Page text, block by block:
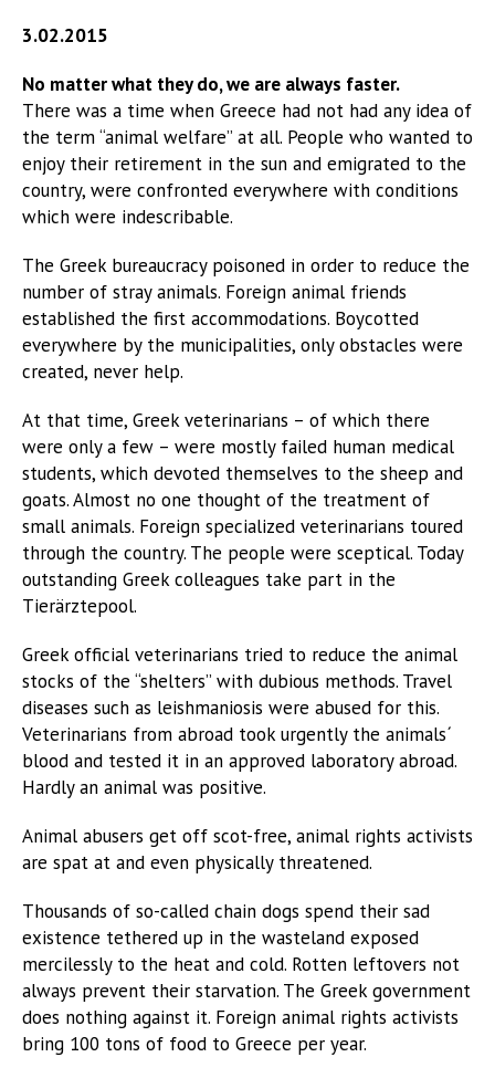
3.02.2015
No matter what they do, we are always faster.
There was a time when Greece had not had any idea of
the term “animal welfare” at all. People who wanted to
enjoy their retirement in the sun and emigrated to the
country, were confronted everywhere with conditions
which were indescribable.
The Greek bureaucracy poisoned in order to reduce the
number of stray animals. Foreign animal friends
established the first accommodations. Boycotted
everywhere by the municipalities, only obstacles were
created, never help.
At that time, Greek veterinarians – of which there
were only a few – were mostly failed human medical
students, which devoted themselves to the sheep and
goats. Almost no one thought of the treatment of
small animals. Foreign specialized veterinarians toured
through the country. The people were sceptical. Today
outstanding Greek colleagues take part in the
Tierärztepool.
Greek official veterinarians tried to reduce the animal
stocks of the “shelters” with dubious methods. Travel
diseases such as leishmaniosis were abused for this.
Veterinarians from abroad took urgently the animals´
blood and tested it in an approved laboratory abroad.
Hardly an animal was positive.
Animal abusers get off scot-free, animal rights activists
are spat at and even physically threatened.
Thousands of so-called chain dogs spend their sad
existence tethered up in the wasteland exposed
mercilessly to the heat and cold. Rotten leftovers not
always prevent their starvation. The Greek government
does nothing against it. Foreign animal rights activists
bring 100 tons of food to Greece per year.